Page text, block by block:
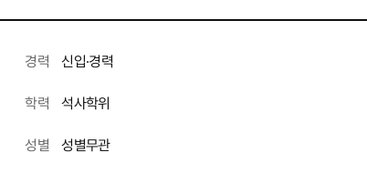
경력 신입·경력
학력 석사학위
성별 성별무관